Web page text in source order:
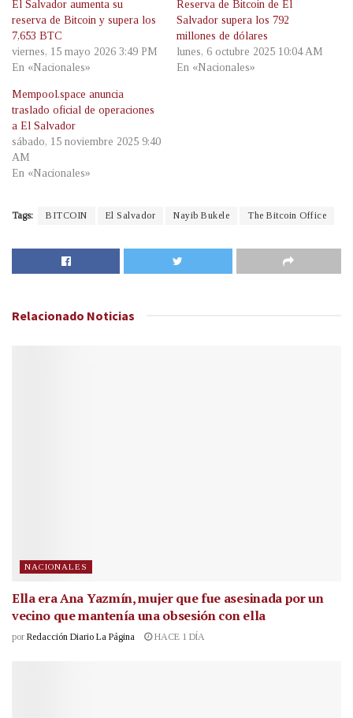
El Salvador aumenta su
reserva de Bitcoin y supera los
7,653 BTC
viernes, 15 mayo 2026 3:49 PM
En «Nacionales»
Reserva de Bitcoin de El
Salvador supera los 792
millones de dólares
lunes, 6 octubre 2025 10:04 AM
En «Nacionales»
Mempool.space anuncia
traslado oficial de operaciones
a El Salvador
sábado, 15 noviembre 2025 9:40
AM
En «Nacionales»
Tags: BITCOIN El Salvador Nayib Bukele The Bitcoin Office
Relacionado Noticias
NACIONALES
Ella era Ana Yazmín, mujer que fue asesinada por un
vecino que mantenía una obsesión con ella
por Redacción Diario La Página HACE 1 DÍA